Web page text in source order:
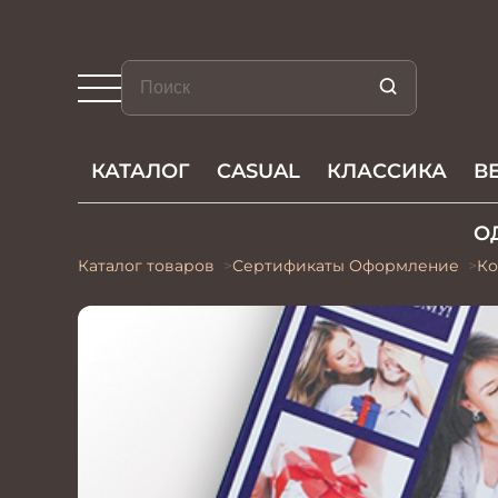
КАТАЛОГ CASUAL КЛАССИКА
Каталог товаров Сертификаты Оформление